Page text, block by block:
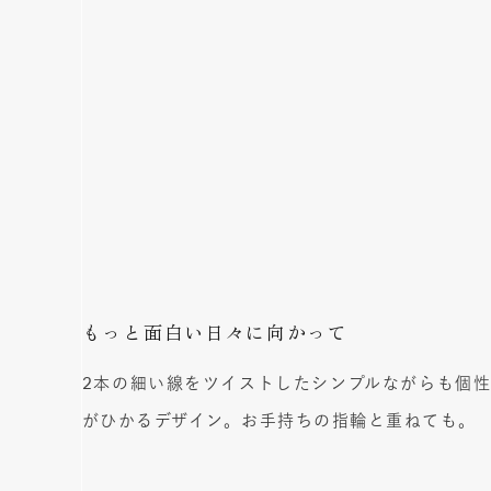
もっと面白い 日々に向かって
2本の細い線をツイストしたシンプルながらも個性
がひかるデザイン。お手持ちの指輪と重ねても。